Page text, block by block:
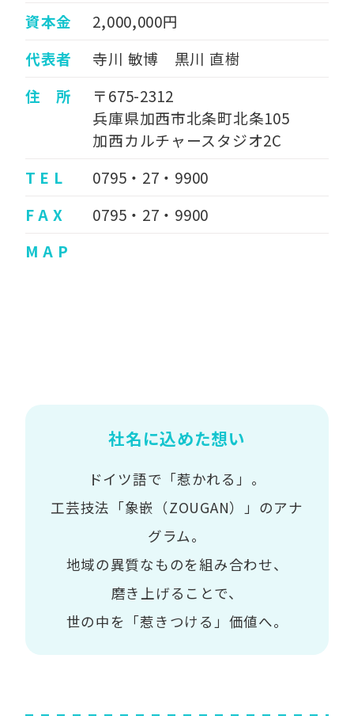
資本金
2,000,000円
代表者
寺川 敏博 黒川 直樹
住 所
〒675-2312
兵庫県加西市北条町北条105
加西カルチャースタジオ2C
T E L
0795・27・9900
F A X
0795・27・9900
M A P
社名に込めた想い
ドイツ語で「惹かれる」。
工芸技法「象嵌（ZOUGAN）」のアナ
グラム。
地域の異質なものを組み合わせ、
磨き上げることで、
世の中を「惹きつける」価値へ。